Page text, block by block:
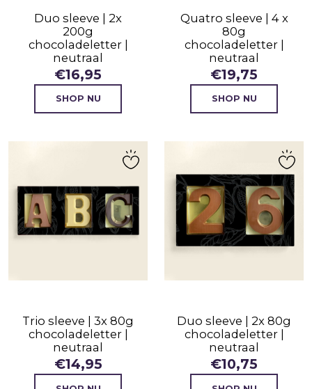
Duo sleeve | 2x
200g
chocoladeletter |
neutraal
€16,95
SHOP NU
Quatro sleeve | 4 x
80g
chocoladeletter |
neutraal
€19,75
SHOP NU
Trio sleeve | 3x 80g
chocoladeletter |
neutraal
€14,95
Duo sleeve | 2x 80g
chocoladeletter |
neutraal
€10,75